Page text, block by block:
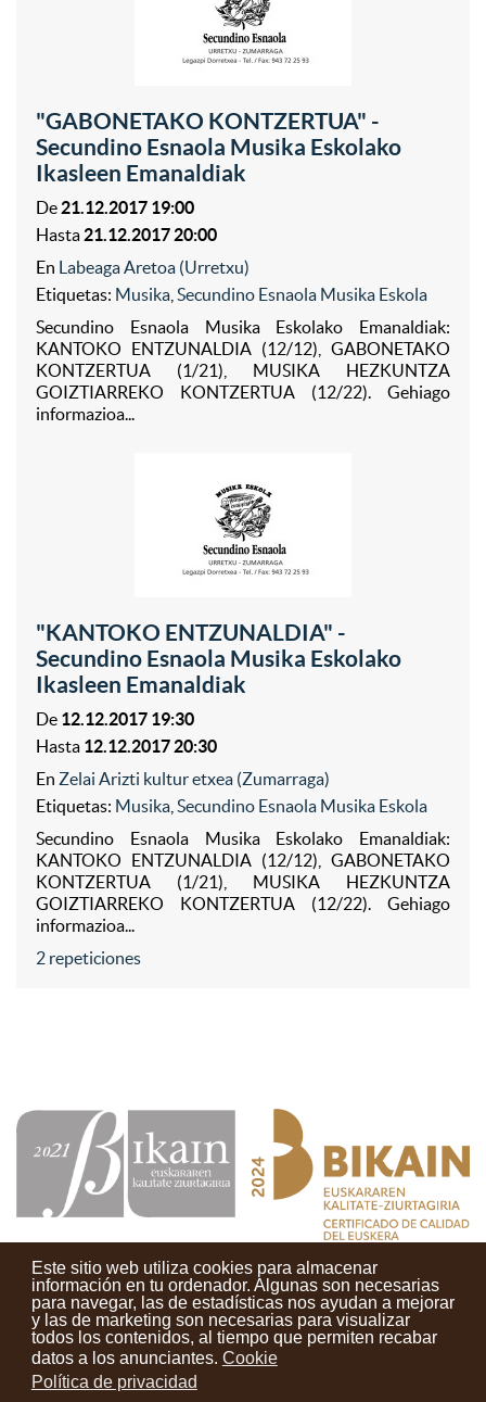
Este sitio web utiliza cookies para almacenar
información en tu ordenador. Algunas son necesarias
para navegar, las de estadísticas nos ayudan a mejorar
y las de marketing son necesarias para visualizar
todos los contenidos, al tiempo que permiten recabar
datos a los anunciantes. Cookie
Política de privacidad
"GABONETAKO KONTZERTUA" -
Secundino Esnaola Musika Eskolako
Ikasleen Emanaldiak
De 21.12.2017 19:00
Hasta 21.12.2017 20:00
En Labeaga Aretoa (Urretxu)
Etiquetas: Musika Secundino Esnaola Musika Eskola
Secundino Esnaola Musika Eskolako Emanaldiak:
KANTOKO ENTZUNALDIA (12/12), GABONETAKO
KONTZERTUA (1/21), MUSIKA HEZKUNTZA
GOIZTIARREKO KONTZERTUA (12/22). Gehiago
informazioa...
"KANTOKO ENTZUNALDIA" -
Secundino Esnaola Musika Eskolako
Ikasleen Emanaldiak
De 12.12.2017 19:30
Hasta 12.12.2017 20:30
En Zelai Arizti kultur etxea (Zumarraga)
Etiquetas: Musika Secundino Esnaola Musika Eskola
Secundino Esnaola Musika Eskolako Emanaldiak:
KANTOKO ENTZUNALDIA (12/12), GABONETAKO
KONTZERTUA (1/21), MUSIKA HEZKUNTZA
GOIZTIARREKO KONTZERTUA (12/22). Gehiago
informazioa...
2 repeticiones
Contactos Condiciones de uso Aviso legal
Noticias
Tu opinión cuenta